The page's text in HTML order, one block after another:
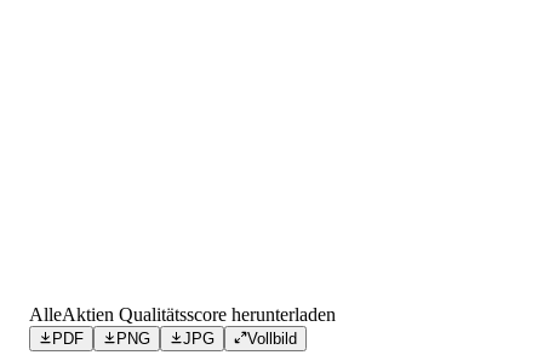
AlleAktien Qualitätsscore herunterladen
PDF PNG JPG Vollbild